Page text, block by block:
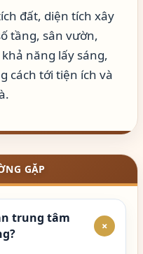
đất, diện tích xây
tầng, sân vườn,
năng lấy sáng,
cách tới tiện ích và
GẶP
trung tâm
+